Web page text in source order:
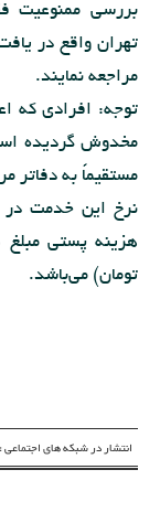
بررسی ممنوعیت
تهران واقع در
مراجعه نمایند.
توجه: افرادی که
مخدوش گردیده
مستقیماً به دفاتر
نرخ این خدمت در
تومان) می‌باشد.
انتشار در شبکه های اجتماعی :